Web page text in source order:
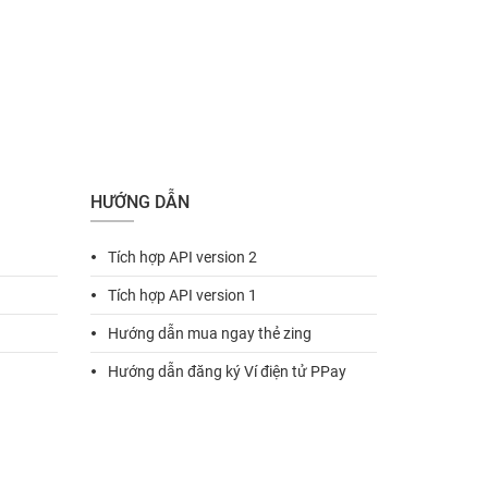
HƯỚNG DẪN
fiber_manual_record Tích hợp API version 2
fiber_manual_record Tích hợp API version 1
fiber_manual_record Hướng dẫn mua ngay thẻ zing
fiber_manual_record Hướng dẫn đăng ký Ví điện tử PPay